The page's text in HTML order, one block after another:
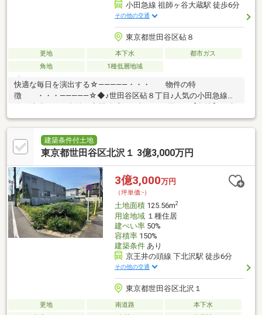
小田急線 祖師ヶ谷大蔵駅 徒歩6分
その他の交通
東京都世田谷区砧８
更地 本下水
都市ガス
角地
1種低層地域
快適な毎日を演出する☆―――――・・・ 物件の特
徴 ・・・―――――☆◆♪世田谷区砧８丁目♪人気の小田急線沿
築条件付き売地◆同仕様モデルハウスのご案内や建物プレゼンテ
ーションも随時受付中まずは、現地をご案内させていただきま
す！☆―――――・・・ ―☆― ・・・―――――☆
建築条件付土地
東京都世田谷区北沢１ 3億3,000万円
3億3,000万円
（坪単価:-）
土地面積125.56m2
用途地域１種住居
建ぺい率50%
容積率150%
建築条件あり
京王井の頭線 下北沢駅 徒歩6分
その他の交通
東京都世田谷区北沢１
更地 南道路
本下水